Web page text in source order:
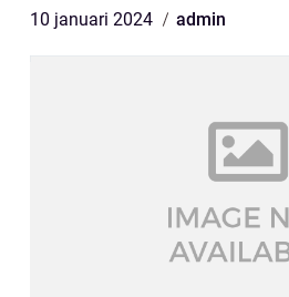
10 januari 2024 admin